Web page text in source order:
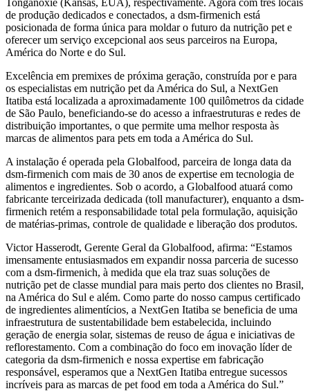
de produção dedicados e conectados, a dsm-firmenich está
posicionada de forma única para moldar o futuro da nutrição pet e
oferecer um serviço excepcional aos seus parceiros na Europa,
América do Norte e do Sul.
Excelência em premixes de próxima geração, construída por e para
os especialistas em nutrição pet da América do Sul, a NextGen
Itatiba está localizada a aproximadamente 100 quilômetros da cidade
de São Paulo, beneficiando-se do acesso a infraestruturas e redes de
distribuição importantes, o que permite uma melhor resposta às
marcas de alimentos para pets em toda a América do Sul.
A instalação é operada pela Globalfood, parceira de longa data da
dsm-firmenich com mais de 30 anos de expertise em tecnologia de
alimentos e ingredientes. Sob o acordo, a Globalfood atuará como
fabricante terceirizada dedicada (toll manufacturer), enquanto a dsm-
firmenich retém a responsabilidade total pela formulação, aquisição
de matérias-primas, controle de qualidade e liberação dos produtos.
Victor Hasserodt, Gerente Geral da Globalfood, afirma: “Estamos
imensamente entusiasmados em expandir nossa parceria de sucesso
com a dsm-firmenich, à medida que ela traz suas soluções de
nutrição pet de classe mundial para mais perto dos clientes no Brasil,
na América do Sul e além. Como parte do nosso campus certificado
de ingredientes alimentícios, a NextGen Itatiba se beneficia de uma
infraestrutura de sustentabilidade bem estabelecida, incluindo
geração de energia solar, sistemas de reuso de água e iniciativas de
reflorestamento. Com a combinação do foco em inovação líder de
categoria da dsm-firmenich e nossa expertise em fabricação
responsável, esperamos que a NextGen Itatiba entregue sucessos
incríveis para as marcas de pet food em toda a América do Sul.”